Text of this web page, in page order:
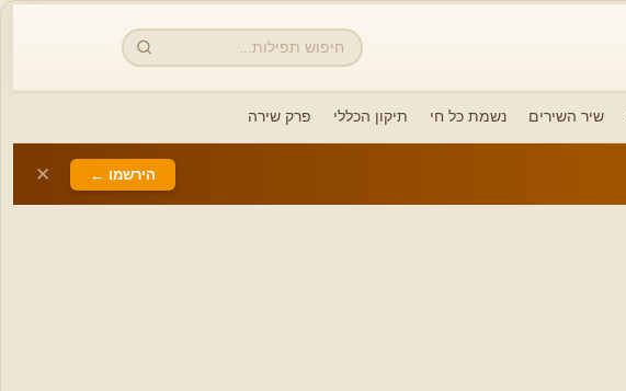
חיפוש
שיר השירים נשמת כל חי תיקון הכללי פרק שירה
הירשמו ← ✕